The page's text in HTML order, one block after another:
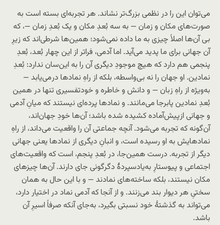
می‌توان این را در نظمی بزرگ‌تر نشاند. هر تجربه‌ای بسته است به
صورت‌های مکان و زمان — به سه بُعدِ مکان و یک بُعدِ زمان —، که
بی آن‌ها اصلاً چیزی به ما داده نمی‌شود؛ همین‌ها شرطی‌اند که زیرِ
آن جهانی برای ما پدید می‌آید. اما آدمی، فراتر از این چهار بُعد، بُعدِ
پنجمی هم دارد که هیچ موجودِ دیگری آن را به این‌سان ندارد: بُعدِ
نمادین. او جهان را نه بی‌واسطه، بلکه از راهِ نمادها در‌می‌یابد —
به‌ویژه از راهِ زبان — و دانش و خاطره و خود‌تفسیری تنها در همین
بُعدِ نمادین پابرجا می‌مانند. و نمادها پرده‌ای نیستند که میانِ آدمی
و جهانی از‌پیش‌آماده کشیده شده باشد؛ آن‌ها خودِ جهان‌اند،
آن‌گونه که تجربه می‌شود. آنچه جماعتی آن را واقعیت می‌داند، از راهِ
نمادهایش به او رسیده است، و انبانِ دیگری از نمادها یعنی جهانی
دیگر از تجربه. درست همین‌جا، در بُعدِ پنجم، است که واقعیت‌های
اجتماعی و پیوستارِ به‌یاد‌سپردهٔ دگرگونی جای دارند. آن‌ها چیزهای
مکان نیستند، بلکه ساخته‌های نمادند — و با این حال به همان
سختیِ هر دیوار بند می‌زنند. و از آنجا که آدمی نماد در اختیار دارد،
می‌تواند به گذشتهٔ خود نسبتی بگیرد، به‌جای آنکه صرفاً اسیرِ آن
باشد.